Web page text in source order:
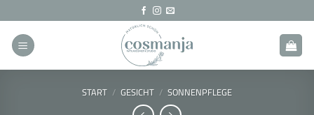
Inhalt
springen
START / GESICHT / SONNENPFLEGE